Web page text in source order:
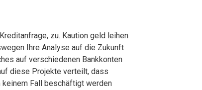
zu. Kaution geld leihen
Ihre Analyse auf die Zukunft
auf verschiedenen Bankkonten
diese Projekte verteilt, dass
keinem Fall beschäftigt werden